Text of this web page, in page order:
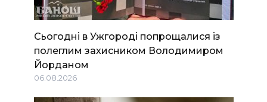
Сьогодні в Ужгороді попрощалися із
полеглим захисником Володимиром
Йорданом
06.08.2026